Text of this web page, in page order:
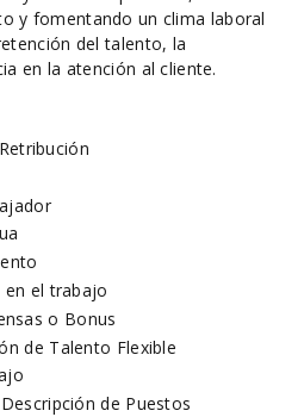
y fomentando un clima laboral
del talento, la
en la atención al cliente.
en el trabajo
o Bonus
de Talento Flexible
de Puestos